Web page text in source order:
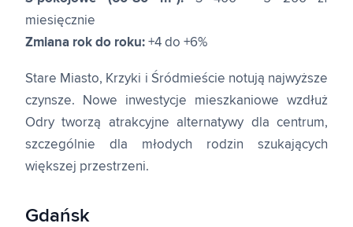
miesięcznie
Zmiana rok do roku: +4 do +6%
Stare Miasto, Krzyki i Śródmieście notują najwyższe
czynsze. Nowe inwestycje mieszkaniowe wzdłuż
Odry tworzą atrakcyjne alternatywy dla centrum,
szczególnie dla młodych rodzin szukających
większej przestrzeni.
Gdańsk